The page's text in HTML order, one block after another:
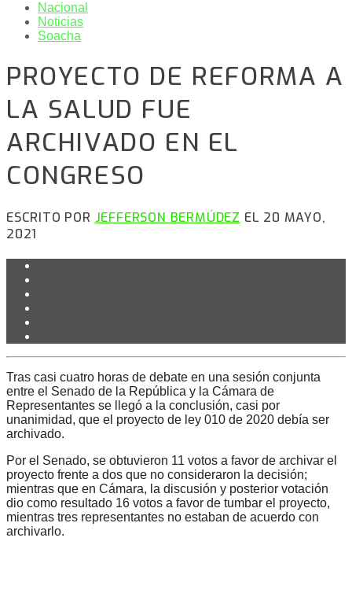
Nacional
Noticias
Soacha
PROYECTO DE REFORMA A
LA SALUD FUE
ARCHIVADO EN EL
CONGRESO
ESCRITO POR JEFFERSON BERMÚDEZ EL 20 MAYO,
2021
Tras casi cuatro horas de debate en una sesión conjunta
entre el Senado de la República y la Cámara de
Representantes se llegó a la conclusión, casi por
unanimidad, que el proyecto de ley 010 de 2020 debía ser
archivado.
Por el Senado, se obtuvieron 11 votos a favor de archivar el
proyecto frente a dos que no consideraron la decisión;
mientras que en Cámara, la discusión y posterior votación
dio como resultado 16 votos a favor de tumbar el proyecto,
mientras tres representantes no estaban de acuerdo con
archivarlo.